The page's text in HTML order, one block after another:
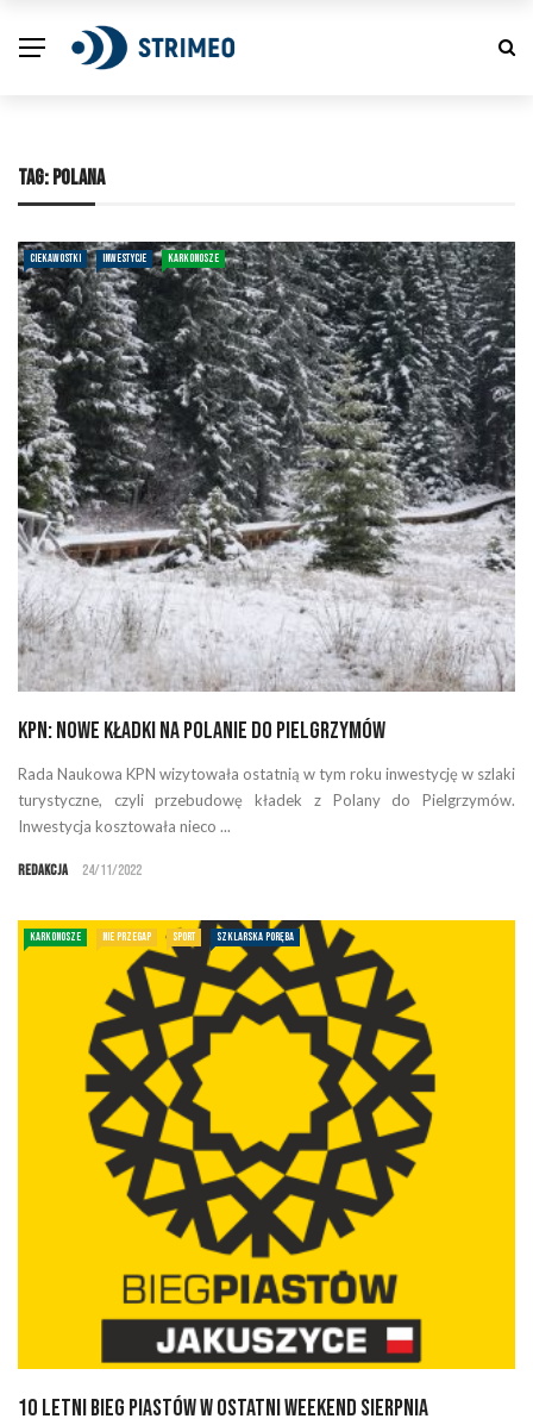
TAG: POLANA
CIEKAWOSTKI INWESTYCJE KARKONOSZE
KPN: Nowe kładki na Polanie do Pielgrzymów
Rada Naukowa KPN wizytowała ostatnią w tym roku inwestycję w szlaki
turystyczne, czyli przebudowę kładek z Polany do Pielgrzymów.
Inwestycja kosztowała nieco ...
Redakcja 24/11/2022
KARKONOSZE NIE PRZEGAP SPORT SZKLARSKA PORĘBA
1O Letni Bieg Piastów w ostatni weekend sierpnia